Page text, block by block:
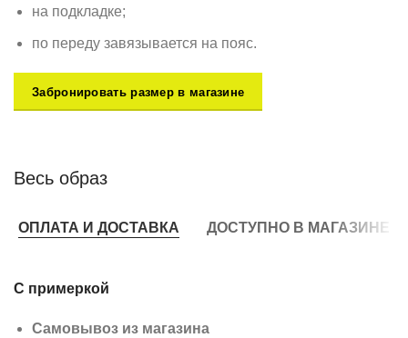
на подкладке;
по переду завязывается на пояс.
Забронировать размер в магазине
Весь образ
ОПЛАТА И ДОСТАВКА ДОСТУПНО В МАГАЗИНЕ
С примеркой
Самовывоз из магазина